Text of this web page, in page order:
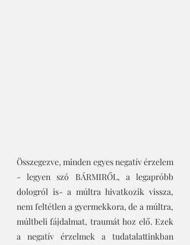
Összegezve, minden egyes negatív érzelem
- legyen szó BÁRMIRŐL, a legapróbb
dologról is- a múltra hivatkozik vissza,
nem feltétlen a gyermekkora, de a múltra,
múltbeli fájdalmat, traumát hoz elő. Ezek
a negatív érzelmek a tudatalattinkban